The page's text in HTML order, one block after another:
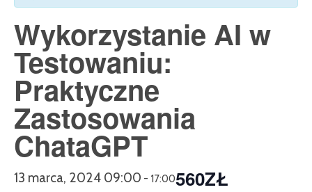
Wykorzystanie AI w
Testowaniu:
Praktyczne
Zastosowania
ChataGPT
13 marca, 2024 09:00 - 17:00560ZŁ